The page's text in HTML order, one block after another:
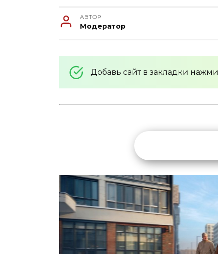
АВТОР
Модератор
Добавь сайт в закладки нажми